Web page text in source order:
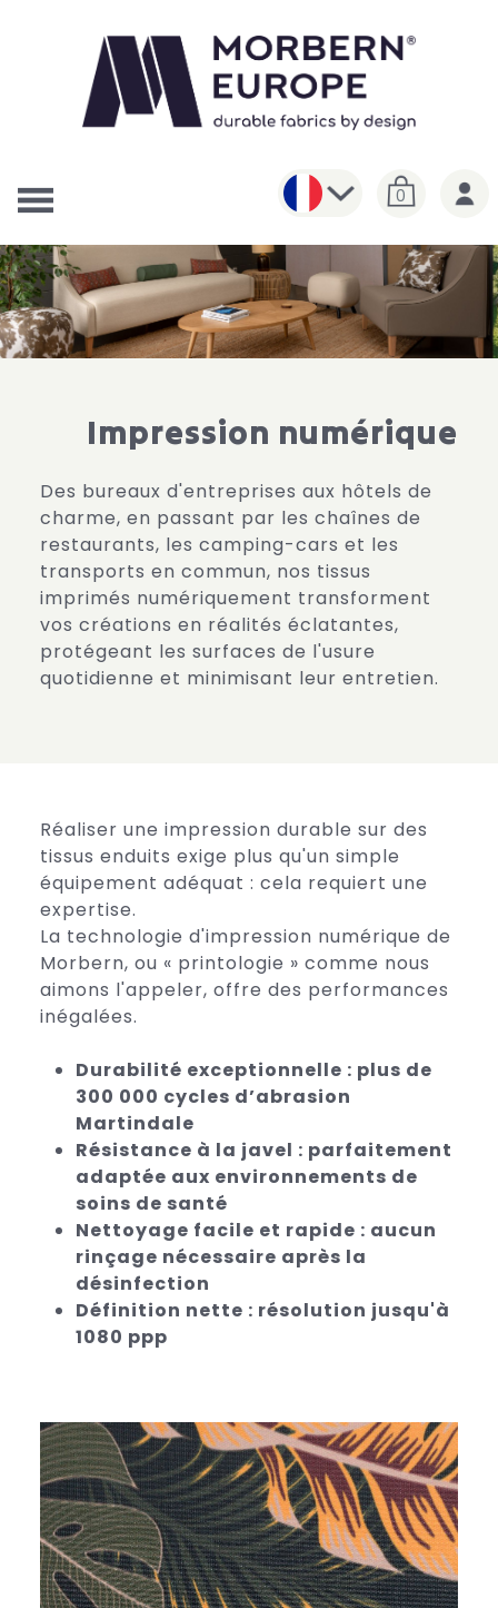
0
Impression numérique
Des bureaux d'entreprises aux hôtels de
charme, en passant par les chaînes de
restaurants, les camping-cars et les
transports en commun, nos tissus
imprimés numériquement transforment
vos créations en réalités éclatantes,
protégeant les surfaces de l'usure
quotidienne et minimisant leur entretien.
Réaliser une impression durable sur des
tissus enduits exige plus qu'un simple
équipement adéquat : cela requiert une
expertise.
La technologie d'impression numérique de
Morbern, ou « printologie » comme nous
aimons l'appeler, offre des performances
inégalées.
Durabilité exceptionnelle : plus de
300 000 cycles d’abrasion
Martindale
Résistance à la javel : parfaitement
adaptée aux environnements de
soins de santé
Nettoyage facile et rapide : aucun
rinçage nécessaire après la
désinfection
Définition nette : résolution jusqu'à
1080 ppp